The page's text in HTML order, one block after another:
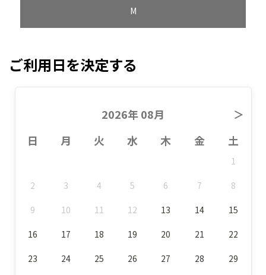
M
ご利用日を決定する
2026年 08月
＞
日
月 火 水 木 金 土
1
2 3 4 5 6 7 8
9 10 11 12 13 14 15
16 17 18 19 20 21 22
23 24 25 26 27 28 29